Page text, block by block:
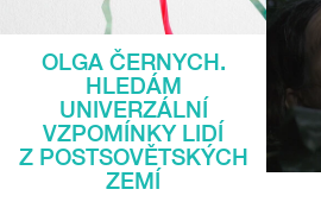
OLGA ČERNYCH.
HLEDÁM
UNIVERZÁLNÍ
VZPOMÍNKY LIDÍ
Z POSTSOVĚTSKÝCH
ZEMÍ